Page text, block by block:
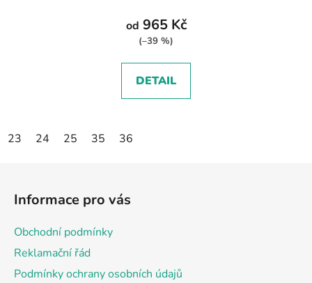
od 965 Kč
(–39 %)
DETAIL
23 24 25 35 36
Informace pro vás
Obchodní podmínky
Reklamační řád
Podmínky ochrany osobních údajů